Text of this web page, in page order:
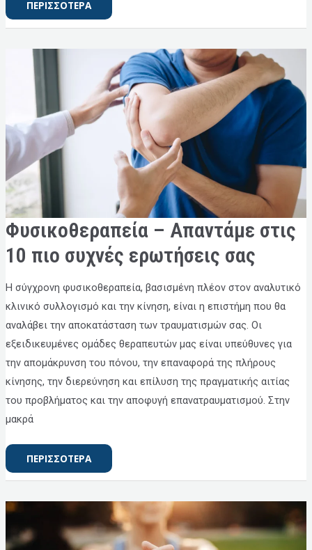
ΠΕΡΙΣΣΟΤΕΡΑ
Φυσικοθεραπεία – Απαντάμε στις
10 πιο συχνές ερωτήσεις σας
Η σύγχρονη φυσικοθεραπεία, βασισμένη πλέον στον αναλυτικό
κλινικό συλλογισμό και την κίνηση, είναι η επιστήμη που θα
αναλάβει την αποκατάσταση των τραυματισμών σας. Οι
εξειδικευμένες ομάδες θεραπευτών μας είναι υπεύθυνες για
την απομάκρυνση του πόνου, την επαναφορά της πλήρους
κίνησης, την διερεύνηση και επίλυση της πραγματικής αιτίας
του προβλήματος και την αποφυγή επανατραυματισμού. Στην
μακρά
ΦΥΣΙΚΟΘΕΡΑΠΕΊΑ
–
ΑΠΑΝΤΆΜΕ
ΣΤΙΣ
ΕΡΩΤΉΣΕΙΣ
ΣΑΣ
ΠΕΡΙΣΣΟΤΕΡΑ